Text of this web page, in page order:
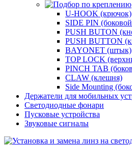
U-HOOK (крючок)
SIDE PIN
PUSH BUTON
PUSH BUTTON
BAYONET (штык)
TOP LOCK
PINCH TAB
CLAW (клешня)
Side Mounting
Держатели для мобильных
Светодиодные фонари
Пусковые устройства
Звуковые сигналы